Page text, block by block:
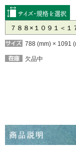
788 (mm) × 1091
欠品中